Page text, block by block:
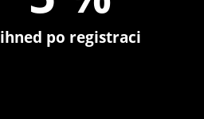
ihned po registraci